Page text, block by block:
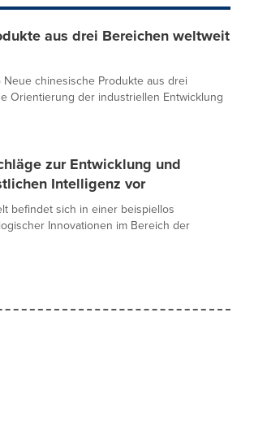
aus drei Bereichen weltweit
chinesische Produkte aus drei
Orientierung der industriellen Entwicklung
zur Entwicklung und
Intelligenz vor
befindet sich in einer beispiellos
Innovationen im Bereich der